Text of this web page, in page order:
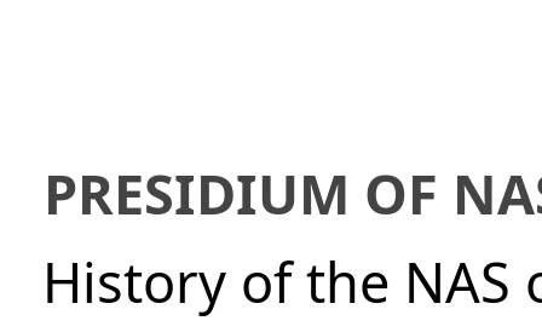
PRESIDIUM OF
History of the NAS